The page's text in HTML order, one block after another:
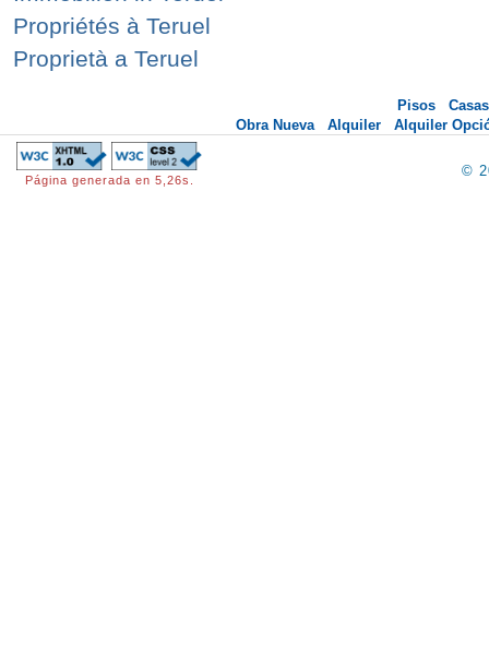
Propriétés à Teruel
Proprietà a Teruel
Pisos
Casas
Obra Nueva
Alquiler Alquiler
Página generada en 5,26s.
©